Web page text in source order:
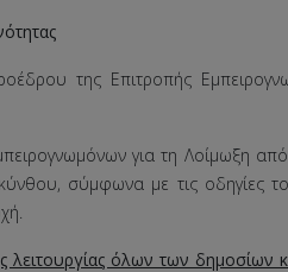
της Επιτροπής
για τη Λοίμωξη
σύμφωνα με τις
λειτουργίας όλων των δημοσίων